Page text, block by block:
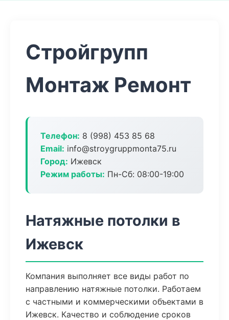
Стройгрупп
Монтаж Ремонт
Телефон: 8 (998) 453 85 68
Email: info@stroygruppmonta75.ru
Город: Ижевск
Режим работы: Пн-Сб: 08:00-19:00
Натяжные потолки в
Ижевск
Компания выполняет все виды работ по
направлению натяжные потолки. Работаем
с частными и коммерческими объектами в
Ижевск. Качество и соблюдение сроков